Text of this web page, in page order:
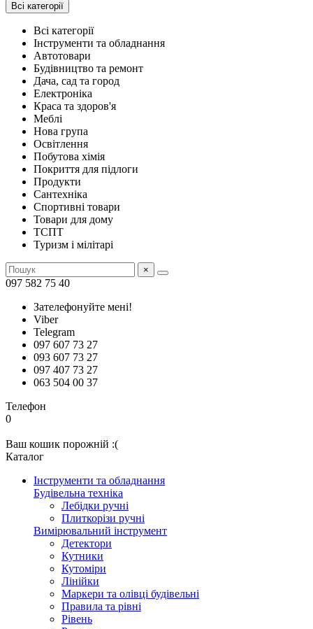
Всі категорії
Всі категорії
Інструменти та обладнання
Автотовари
Будівництво та ремонт
Дача, сад та город
Електроніка
Краса та здоров'я
Меблі
Нова група
Освітлення
Побутова хімія
Покриття для підлоги
Продукти
Сантехніка
Спортивні товари
Товари для дому
ТСПТ
Туризм і мілітарі
×
097 582 75 40
Зателефонуйте мені!
Viber
Telegram
097 607 73 27
093 607 73 27
097 407 73 27
063 504 00 37
Телефон
0
Ваш кошик порожній :(
Каталог
Інструменти та обладнання
Будівельна техніка
Лебідки ручні
Плиткорізи ручні
Вимірювальний інструмент
Детектори
Кутники
Кутоміри
Лінійки
Маркери та олівці будівельні
Правила та рівні
Рівень